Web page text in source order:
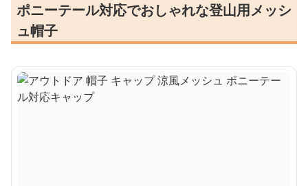
ポニーテール対応でおしゃれな登山用メッシ
ュ帽子